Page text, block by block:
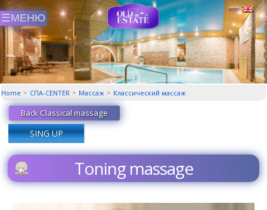
Home СПА-CENTER Массаж Классический маcсаж
Back Classical massage
SING UP
Toning massage